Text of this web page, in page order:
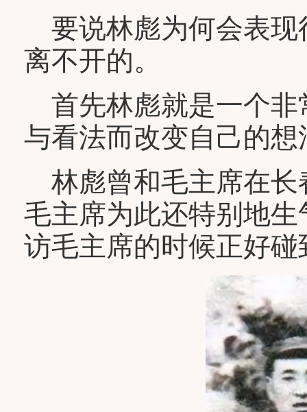
要说林彪为何会表现
离不开的。
首先林彪就是一个非
与看法而改变自己的
林彪曾和毛主席在长
毛主席为此还特别地
访毛主席的时候正好